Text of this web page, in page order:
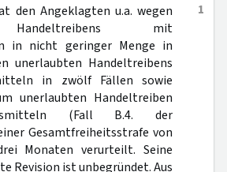
1
den Angeklagten u.a. wegen
Handeltreibens mit
in nicht geringer Menge in
unerlaubten Handeltreibens
in zwölf Fällen sowie
unerlaubten Handeltreiben
(Fall B.4. der
Gesamtfreiheitsstrafe von
Monaten verurteilt. Seine
Revision ist unbegründet. Aus